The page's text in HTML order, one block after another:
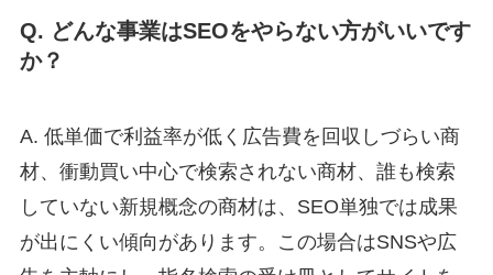
Q. どんな事業はSEOをやらない方がいいです
か？
A. 低単価で利益率が低く広告費を回収しづらい商
材、衝動買い中心で検索されない商材、誰も検索
していない新規概念の商材は、SEO単独では成果
が出にくい傾向があります。この場合はSNSや広